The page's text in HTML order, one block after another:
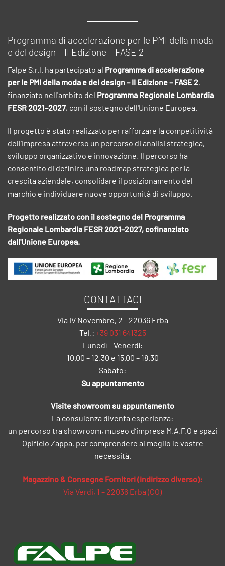
Programma di accelerazione per le PMI della moda
e del design – II Edizione – FASE 2
Falpe S.r.l. ha partecipato al Programma di accelerazione
per le PMI della moda e del design – II Edizione – FASE 2,
finanziato nell'ambito del Programma Regionale Lombardia
FESR 2021–2027, con il sostegno dell'Unione Europea.
Il progetto è stato realizzato per rafforzare la competitività
dell'impresa attraverso un percorso di analisi strategica,
sviluppo organizzativo e innovazione. Il percorso ha
consentito di definire una roadmap strategica per la
crescita aziendale, consolidare il posizionamento del
marchio e individuare nuove opportunità di sviluppo.
Progetto realizzato con il sostegno del Programma
Regionale Lombardia FESR 2021–2027, cofinanziato
dall'Unione Europea.
CONTATTACI
Via IV Novembre, 2 - 22036 Erba
Tel.: +39 031 641325
Lunedì – Venerdì:
10.00 – 12.30 e 15.00 – 18.30
Sabato:
Su appuntamento
Visite showroom su appuntamento
La consulenza diventa esperienza:
un percorso tra showroom, museo d’impresa M.A.F.O e spazi
Opificio Zappa, per comprendere al meglio le vostre
necessità.
Magazzino & Consegne Fornitori (indirizzo diverso):
Via Verdi, 1 – 22036 Erba (CO)